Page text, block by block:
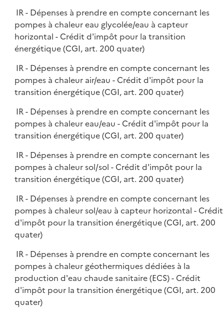
IR - Dépenses à prendre en compte concernant les
pompes à chaleur eau glycolée/eau à capteur
horizontal - Crédit d'impôt pour la transition
énergétique (CGI, art. 200 quater)
IR - Dépenses à prendre en compte concernant les
pompes à chaleur air/eau - Crédit d'impôt pour la
transition énergétique (CGI, art. 200 quater)
IR - Dépenses à prendre en compte concernant les
pompes à chaleur eau/eau - Crédit d'impôt pour la
transition énergétique (CGI, art. 200 quater)
IR - Dépenses à prendre en compte concernant les
pompes à chaleur sol/sol - Crédit d'impôt pour la
transition énergétique (CGI, art. 200 quater)
IR - Dépenses à prendre en compte concernant les
pompes à chaleur sol/eau à capteur horizontal - Crédit
d'impôt pour la transition énergétique (CGI, art. 200
quater)
IR - Dépenses à prendre en compte concernant les
pompes à chaleur géothermiques dédiées à la
production d'eau chaude sanitaire (ECS) - Crédit
d'impôt pour la transition énergétique (CGI, art. 200
quater)